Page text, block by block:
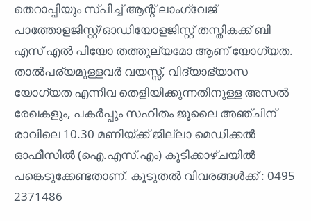
തെറാപ്പിയും സ്പീച്ച് ആന്റ് ലാംഗ്വേജ്
പാത്തോളജിസ്റ്റ്/ഓഡിയോളജിസ്റ്റ് തസ്തികക്ക് ബി
എസ് എൽ പിയോ തത്തുല്യമോ ആണ് യോഗ്യത.
താൽപര്യമുള്ളവർ വയസ്സ്, വിദ്യാഭ്യാസ
യോഗ്യത എന്നിവ തെളിയിക്കുന്നതിനുള്ള അസൽ
രേഖകളും, പകർപ്പും സഹിതം ജൂലൈ അഞ്ചിന്
രാവിലെ 10.30 മണിയ്ക്ക് ജില്ലാ മെഡിക്കൽ
ഓഫീസിൽ (ഐ.എസ്.എം) കൂടിക്കാഴ്ചയിൽ
പങ്കെടുക്കേണ്ടതാണ്. കൂടുതൽ വിവരങ്ങൾക്ക് : 0495
2371486